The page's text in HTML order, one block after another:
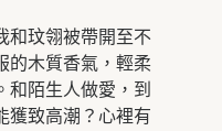
和玟翎被帶開至不
的木質香氣，輕柔
和陌生人做愛，到
獲致高潮？心裡有